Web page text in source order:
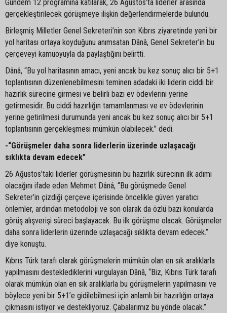
Gündem 12 programına katılarak, 26 Ağustos’ta liderler arasında
gerçekleştirilecek görüşmeye ilişkin değerlendirmelerde bulundu.
Birleşmiş Milletler Genel Sekreteri’nin son Kıbrıs ziyaretinde yeni bir
yol haritası ortaya koyduğunu anımsatan Dânâ, Genel Sekreter’in bu
çerçeveyi kamuoyuyla da paylaştığını belirtti.
Dânâ, “Bu yol haritasının amacı, yeni ancak bu kez sonuç alıcı bir 5+1
toplantısının düzenlenebilmesini teminen adadaki iki liderin ciddi bir
hazırlık sürecine girmesi ve belirli bazı ev ödevlerini yerine
getirmesidir. Bu ciddi hazırlığın tamamlanması ve ev ödevlerinin
yerine getirilmesi durumunda yeni ancak bu kez sonuç alıcı bir 5+1
toplantısının gerçekleşmesi mümkün olabilecek.” dedi.
-“Görüşmeler daha sonra liderlerin üzerinde uzlaşacağı
sıklıkta devam edecek”
26 Ağustos’taki liderler görüşmesinin bu hazırlık sürecinin ilk adımı
olacağını ifade eden Mehmet Dânâ, “Bu görüşmede Genel
Sekreter’in çizdiği çerçeve içerisinde öncelikle güven yaratıcı
önlemler, ardından metodoloji ve son olarak da özlü bazı konularda
görüş alışverişi süreci başlayacak. Bu ilk görüşme olacak. Görüşmeler
daha sonra liderlerin üzerinde uzlaşacağı sıklıkta devam edecek.”
diye konuştu.
Kıbrıs Türk tarafı olarak görüşmelerin mümkün olan en sık aralıklarla
yapılmasını desteklediklerini vurgulayan Dânâ, “Biz, Kıbrıs Türk tarafı
olarak mümkün olan en sık aralıklarla bu görüşmelerin yapılmasını ve
böylece yeni bir 5+1’e gidilebilmesi için anlamlı bir hazırlığın ortaya
çıkmasını istiyor ve destekliyoruz. Çabalarımız bu yönde olacak.”